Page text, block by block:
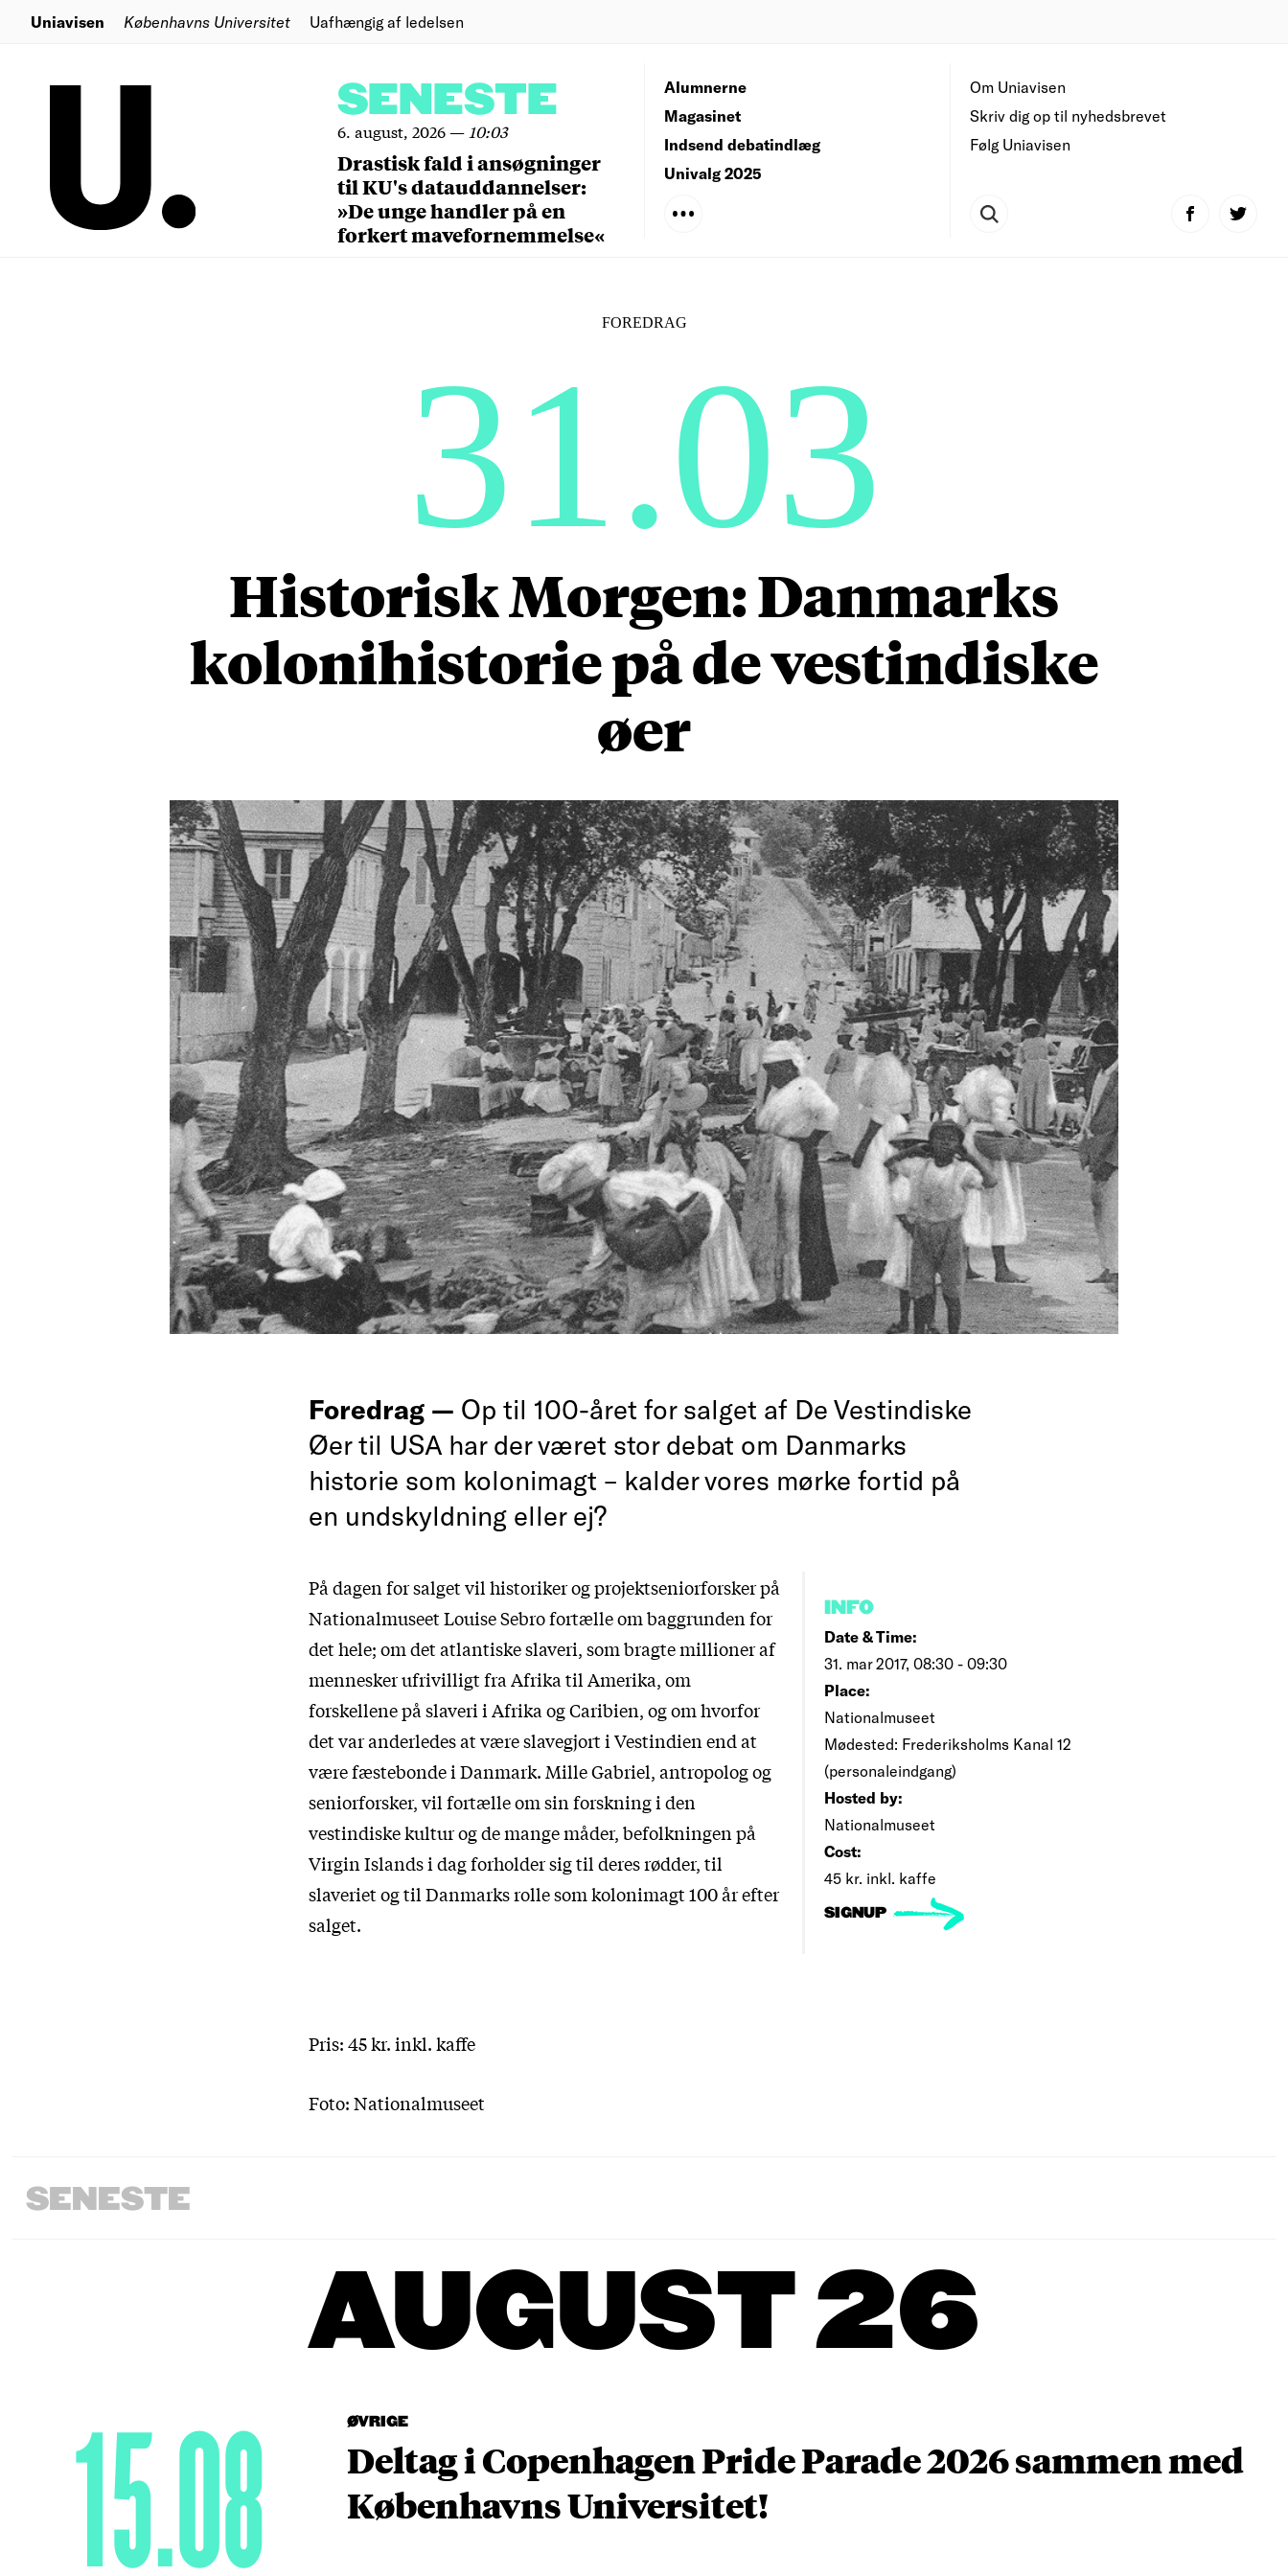
Uniavisen Københavns Universitet Uafhængig af ledelsen
SENESTE
6. august, 2026— 10:03
Drastisk fald i ansøgninger
til KU's datauddannelser:
»De unge handler på en
forkert mavefornemmelse«
Om Uniavisen
Skriv dig op til nyhedsbrevet
Følg Uniavisen
Alumnerne
Magasinet
Indsend debatindlæg
Univalg 2025
FOREDRAG
31.03
Historisk Morgen: Danmarks
kolonihistorie på de vestindiske
øer
Foredrag — Op til 100-året for salget af De Vestindiske
Øer til USA har der været stor debat om Danmarks
historie som kolonimagt – kalder vores mørke fortid på
en undskyldning eller ej?
INFO
Date & Time:
31. mar 2017, 08:30 - 09:30
Place:
Nationalmuseet
Mødested: Frederiksholms Kanal 12
(personaleindgang)
Hosted by:
Nationalmuseet
Cost:
45 kr. inkl. kaffe
SIGNUP
På dagen for salget vil historiker og projektseniorforsker på
Nationalmuseet Louise Sebro fortælle om baggrunden for
det hele; om det atlantiske slaveri, som bragte millioner af
mennesker ufrivilligt fra Afrika til Amerika, om
forskellene på slaveri i Afrika og Caribien, og om hvorfor
det var anderledes at være slavegjort i Vestindien end at
være fæstebonde i Danmark. Mille Gabriel, antropolog og
seniorforsker, vil fortælle om sin forskning i den
vestindiske kultur og de mange måder, befolkningen på
Virgin Islands i dag forholder sig til deres rødder, til
slaveriet og til Danmarks rolle som kolonimagt 100 år efter
salget.
Pris: 45 kr. inkl. kaffe
Foto: Nationalmuseet
SENESTE
AUGUST 26
ØVRIGE
Deltag i Copenhagen Pride Parade 2026 sammen med
Københavns Universitet!
15.08